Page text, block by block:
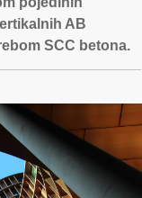
AB
SCC betona.